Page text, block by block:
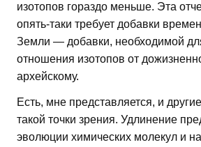
изотопов гораздо меньше. Эта
опять-таки требует добавки
Земли — добавки, необходимой
отношения изотопов от
архейскому.
Есть, мне представляется, и
такой точки зрения. Удлинение
эволюции химических молекул и